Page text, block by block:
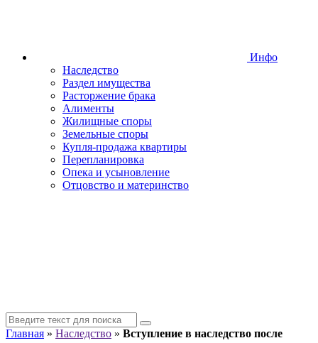
Инфо
Наследство
Раздел имущества
Расторжение брака
Алименты
Жилищные споры
Земельные споры
Купля-продажа квартиры
Перепланировка
Опека и усыновление
Отцовство и материнство
Главная » Наследство » Вступление в наследство после